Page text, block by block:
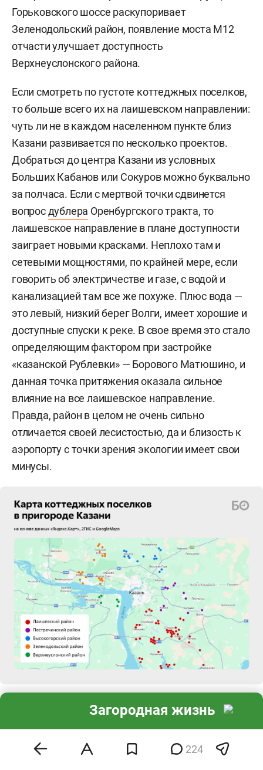
Горьковского шоссе раскупоривает
Зеленодольский район, появление моста М12
отчасти улучшает доступность
Верхнеуслонского района.
Если смотреть по густоте коттеджных поселков,
то больше всего их на лаишевском направлении:
чуть ли не в каждом населенном пункте близ
Казани развивается по несколько проектов.
Добраться до центра Казани из условных
Больших Кабанов или Сокуров можно буквально
за полчаса. Если с мертвой точки сдвинется
вопросдублера Оренбургского тракта, то
лаишевское направление в плане доступности
заиграет новыми красками. Неплохо там и
сетевыми мощностями, по крайней мере, если
говорить об электричестве и газе, с водой и
канализацией там все же похуже. Плюс вода —
это левый, низкий берег Волги, имеет хорошие и
доступные спуски к реке. В свое время это стало
определяющим фактором при застройке
«казанской Рублевки» — Борового Матюшино, и
данная точка притяжения оказала сильное
влияние на все лаишевское направление.
Правда, район в целом не очень сильно
отличается своей лесистостью, да и близость к
аэропорту с точки зрения экологии имеет свои
минусы.
Оборотная сторона популярности — цена земли:
Многое, конечно, зависит от конкретной
224
Загородная жизнь